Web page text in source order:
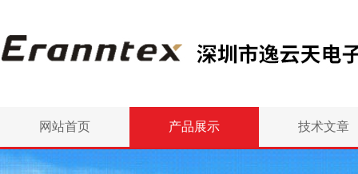
网站首页 产品展示 技术文章